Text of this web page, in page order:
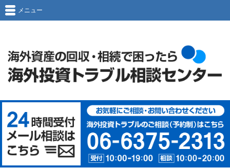
メニュー